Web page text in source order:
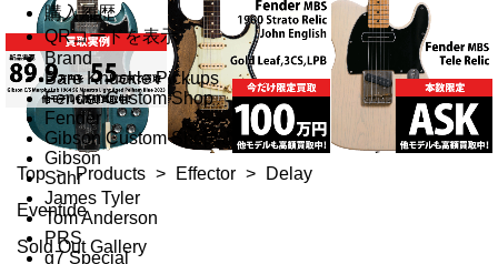
購入履歴
QRコードを表示
Brand
Bare Knuckle Pickups
Fender Custom Shop
Fender
Gibson Custom Shop
Gibson
Suhr
James Tyler
Tom Anderson
PRS
g7 Special
Top > Products > Effector >
Delay
Eventide
Sold Out Gallery